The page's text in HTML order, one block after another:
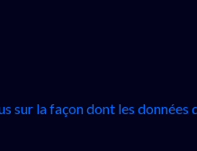
sur la façon dont les